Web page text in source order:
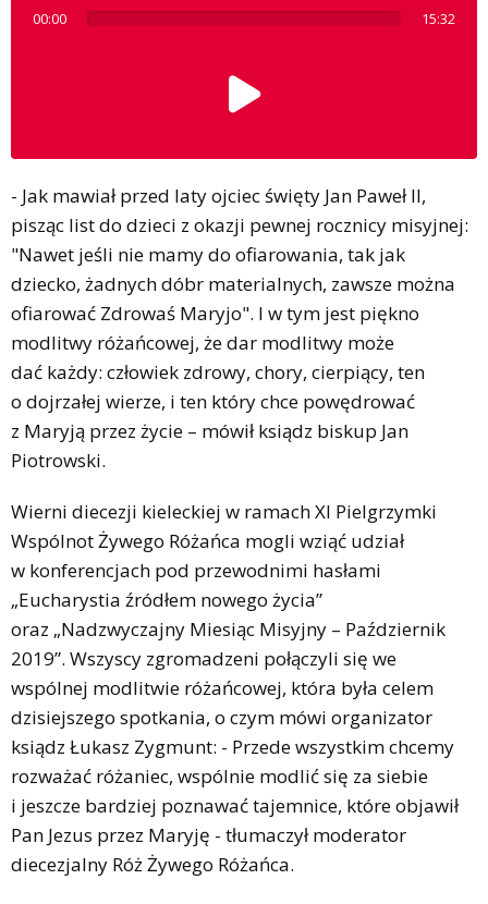
00:00 15:32
- Jak mawiał przed laty ojciec święty Jan Paweł II,
pisząc list do dzieci z okazji pewnej rocznicy misyjnej:
"Nawet jeśli nie mamy do ofiarowania, tak jak
dziecko, żadnych dóbr materialnych, zawsze można
ofiarować Zdrowaś Maryjo". I w tym jest piękno
modlitwy różańcowej, że dar modlitwy może
dać każdy: człowiek zdrowy, chory, cierpiący, ten
o dojrzałej wierze, i ten który chce powędrować
z Maryją przez życie – mówił ksiądz biskup Jan
Piotrowski.
Wierni diecezji kieleckiej w ramach XI Pielgrzymki
Wspólnot Żywego Różańca mogli wziąć udział
w konferencjach pod przewodnimi hasłami
„Eucharystia źródłem nowego życia”
oraz „Nadzwyczajny Miesiąc Misyjny – Październik
2019”. Wszyscy zgromadzeni połączyli się we
wspólnej modlitwie różańcowej, która była celem
dzisiejszego spotkania, o czym mówi organizator
ksiądz Łukasz Zygmunt: - Przede wszystkim chcemy
rozważać różaniec, wspólnie modlić się za siebie
i jeszcze bardziej poznawać tajemnice, które objawił
Pan Jezus przez Maryję - tłumaczył moderator
diecezjalny Róż Żywego Różańca.